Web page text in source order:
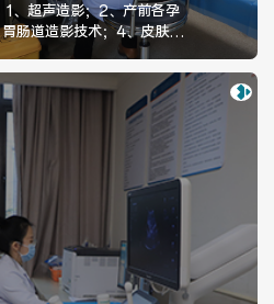
其他科室
咨询挂号
、超声造影；2、产前各孕
肠道造影技术；4、皮肤疾